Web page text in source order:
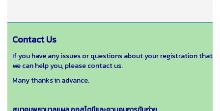
Contact Us
If you have any issues or questions about your registration that
we can help you, please contact us.
Many thanks in advance.